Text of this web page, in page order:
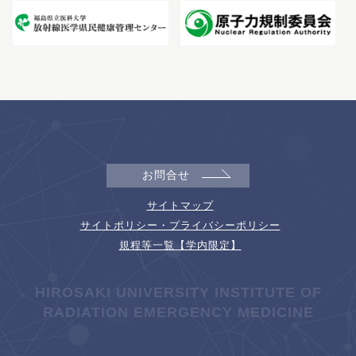
お問合せ
サイトマップ
サイトポリシー・プライバシーポリシー
規程等一覧【学内限定】
HIROSAKI UNIVERSITY INSTITUTE OF
RADIATION EMERGENCY MEDICINE